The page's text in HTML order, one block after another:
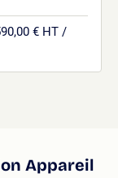
€ HT /
Appareil